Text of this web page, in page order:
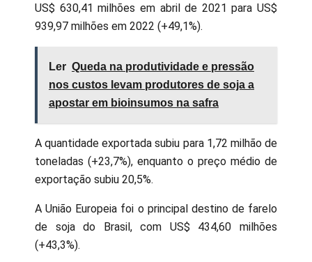
US$ 630,41 milhões em abril de 2021 para US$
939,97 milhões em 2022 (+49,1%).
Ler Queda na produtividade e pressão
nos custos levam produtores de soja a
apostar em bioinsumos na safra
A quantidade exportada subiu para 1,72 milhão de
toneladas (+23,7%), enquanto o preço médio de
exportação subiu 20,5%.
A União Europeia foi o principal destino de farelo
de soja do Brasil, com US$ 434,60 milhões
(+43,3%).